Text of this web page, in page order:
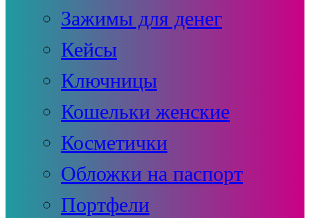
Зажимы для денег
Кейсы
Ключницы
Кошельки женские
Косметички
Обложки на паспорт
Портфели